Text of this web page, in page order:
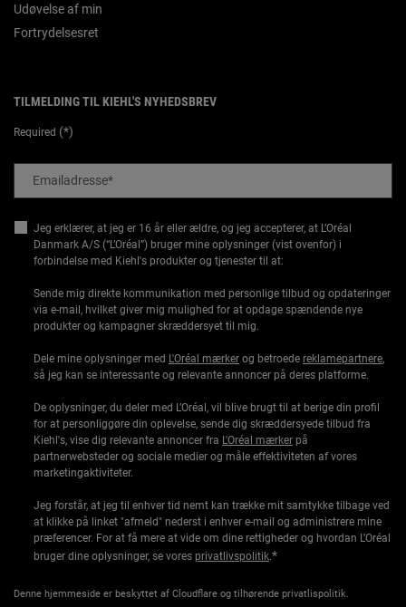
Udøvelse af min
Fortrydelsesret
TILMELDING TIL KIEHL'S NYHEDSBREV
Required (*)
Emailadresse*
Jeg erklærer, at jeg er 16 år eller ældre, og jeg accepterer, at L’Oréal
Danmark A/S (“L’Oréal”) bruger mine oplysninger (vist ovenfor) i
forbindelse med Kiehl's produkter og tjenester til at:
Sende mig direkte kommunikation med personlige tilbud og opdateringer
via e-mail, hvilket giver mig mulighed for at opdage spændende nye
produkter og kampagner skræddersyet til mig.
Dele mine oplysninger med L'Oréal mærker og betroede reklamepartnere,
så jeg kan se interessante og relevante annoncer på deres platforme.
De oplysninger, du deler med L’Oréal, vil blive brugt til at berige din profil
for at personliggøre din oplevelse, sende dig skræddersyede tilbud fra
Kiehl's, vise dig relevante annoncer fra L'Oréal mærker på
partnerwebsteder og sociale medier og måle effektiviteten af vores
marketingaktiviteter.
Jeg forstår, at jeg til enhver tid nemt kan trække mit samtykke tilbage ved
at klikke på linket "afmeld" nederst i enhver e-mail og administrere mine
præferencer. For at få mere at vide om dine rettigheder og hvordan L’Oréal
bruger dine oplysninger, se vores privatlivspolitik.*
Denne hjemmeside er beskyttet af Cloudflare og tilhørende privatlispolitik.